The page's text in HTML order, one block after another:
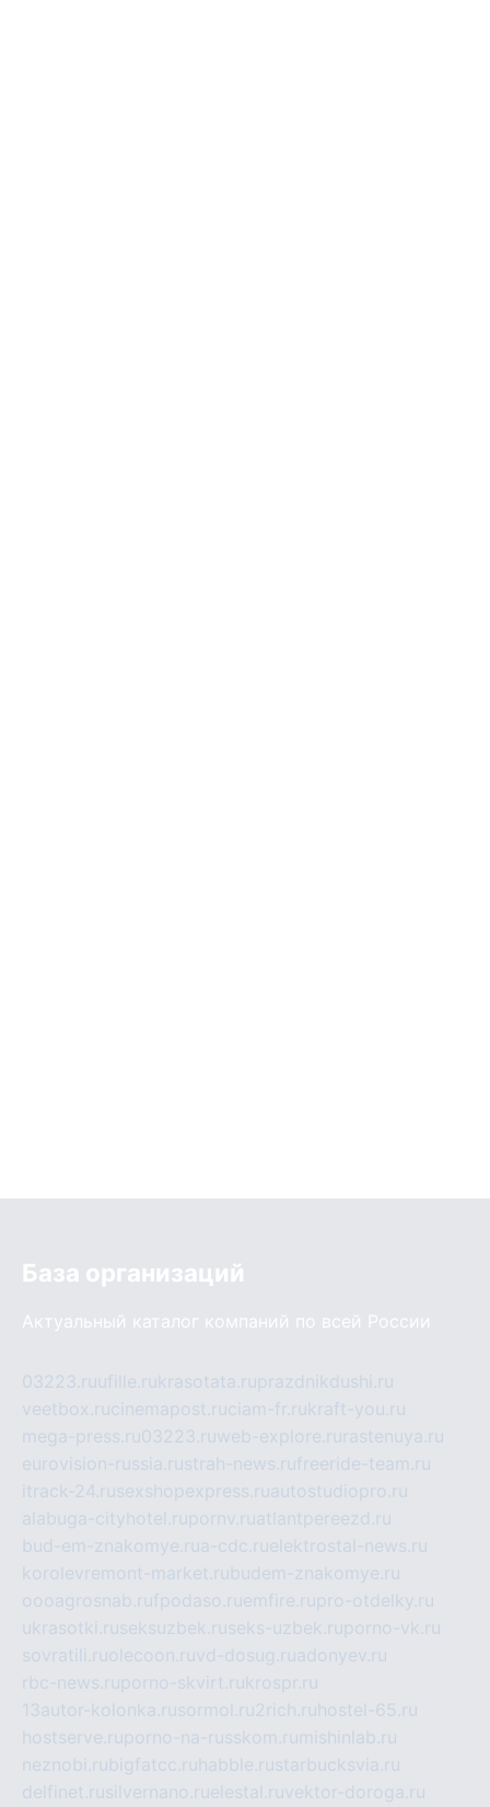
База организаций
Актуальный каталог компаний по всей России
03223.ruufille.rukrasotata.ruprazdnikdushi.ru
veetbox.rucinemapost.ruciam-fr.rukraft-you.ru
mega-press.ru03223.ruweb-explore.ru rastenuya.ru
eurovision-russia.rustrah-news.rufreeride-team.ru
itrack-24.rusexshopexpress.ruautostudiopro.ru
alabuga-cityhotel.rupornv.ruatlantpereezd.ru
bud-em-znakomye.rua-cdc.ruelektrostal-news.ru
korolevremont-market.rubudem-znakomye.ru
oooagrosnab.rufpodaso.ruemfire.rupro-otdelky.ru
ukrasotki.ruseksuzbek.ruseks-uzbek.ruporno-vk.ru
sovratili.ruolecoon.ruvd-dosug.ruadonyev.ru
rbc-news.ruporno-skvirt.rukrospr.ru
13autor-kolonka.rusormol.ru2rich.ru hostel-65.ru
hostserve.ruporno-na-russkom.ru mishinlab.ru
neznobi.rubigfatcc.ru habble.rustarbucksvia.ru
delfinet.rusilvernano.ruelestal.ruvektor-doroga.ru